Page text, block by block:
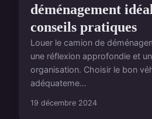
déménagement
conseils pratiques
Louer le camion de
une réflexion approfondie et
organisation. Choisir le bon
adéquateme...
19 décembre 2024